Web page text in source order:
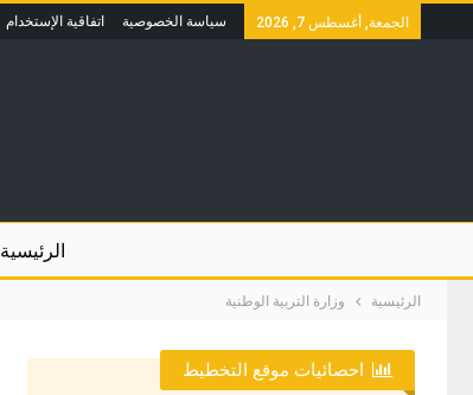
الجمعة, أغسطس 7, 2026 سياسة الخصوصية اتفاقية الإستخدام
الرئيسية
الرئيسية وزارة التربية الوطنية
احصائيات موقع التخطيط